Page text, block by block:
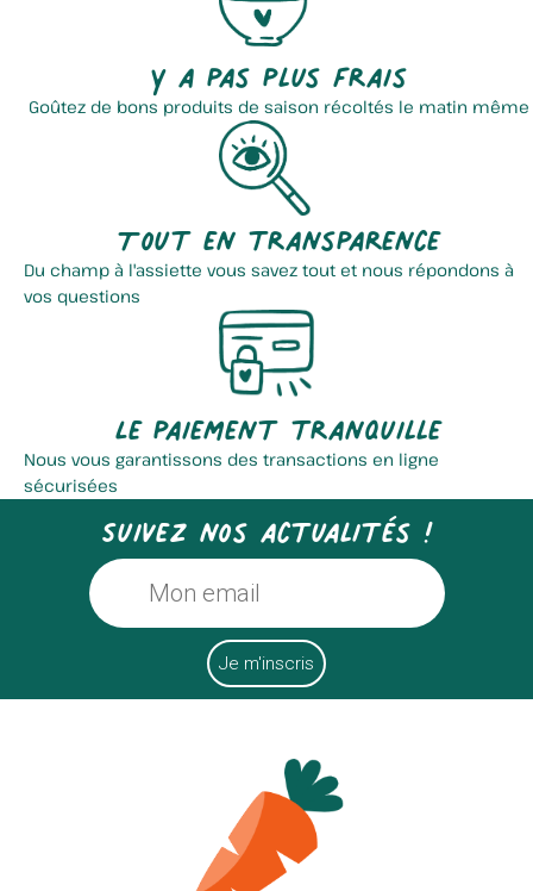
Y a pas plus frais
Goûtez de bons produits de saison récoltés le matin même
Tout en transparence
Du champ à l'assiette vous savez tout et nous répondons à
vos questions
Le paiement tranquille
Nous vous garantissons des transactions en ligne
sécurisées
Suivez nos actualités !